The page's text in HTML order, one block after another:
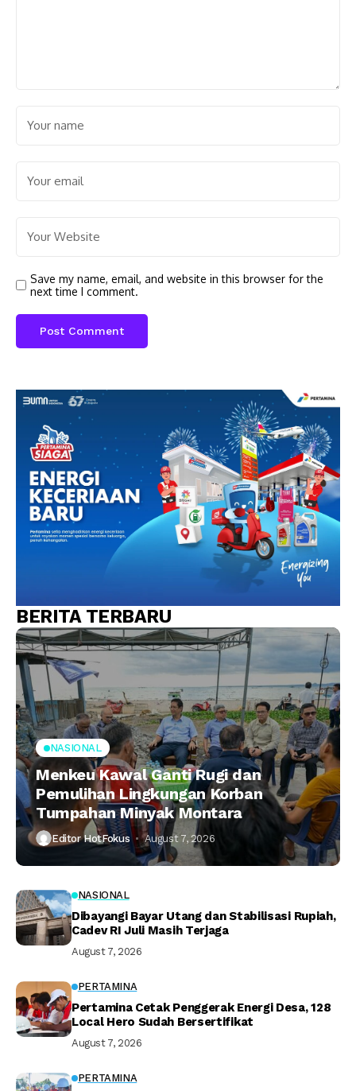
Save my name, email, and website in this browser for the
next time I comment.
BERITA TERBARU
NASIONAL
Menkeu Kawal Ganti Rugi dan
Pemulihan Lingkungan Korban
Tumpahan Minyak Montara
Editor HotFokus August 7, 2026
NASIONAL
Dibayangi Bayar Utang dan Stabilisasi Rupiah,
Cadev RI Juli Masih Terjaga
August 7, 2026
PERTAMINA
Pertamina Cetak Penggerak Energi Desa, 128
Local Hero Sudah Bersertifikat
August 7, 2026
PERTAMINA